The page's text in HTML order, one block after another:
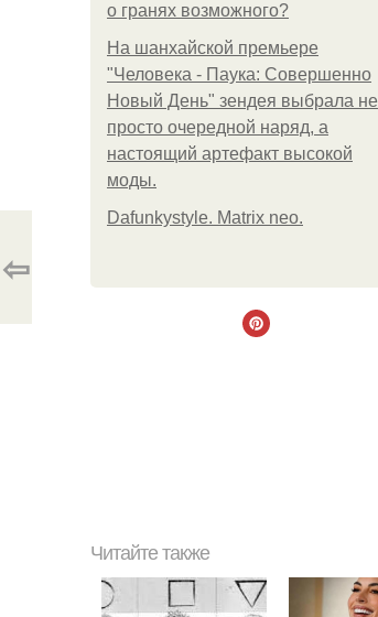
о гранях возможного?
На шанхайской премьере
"Человека - Паука: Совершенно
Новый День" зендея выбрала не
просто очередной наряд, а
настоящий артефакт высокой
моды.
Dafunkystyle. Matrix neo.
⇦
Читайте также